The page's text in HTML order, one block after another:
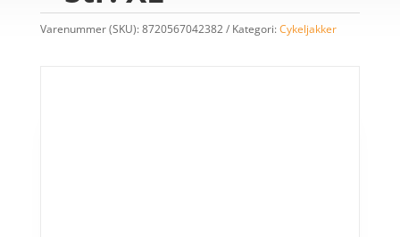
Varenummer (SKU):8720567042382 Kategori:Cykeljakker